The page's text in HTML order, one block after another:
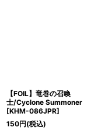
【FOIL】竜巻の召喚
士/Cyclone Summoner
[KHM-086JPR]
150円(税込)